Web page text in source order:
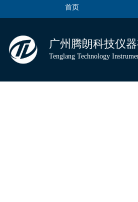
首页
广州腾朗科技仪
Tenglang Technology